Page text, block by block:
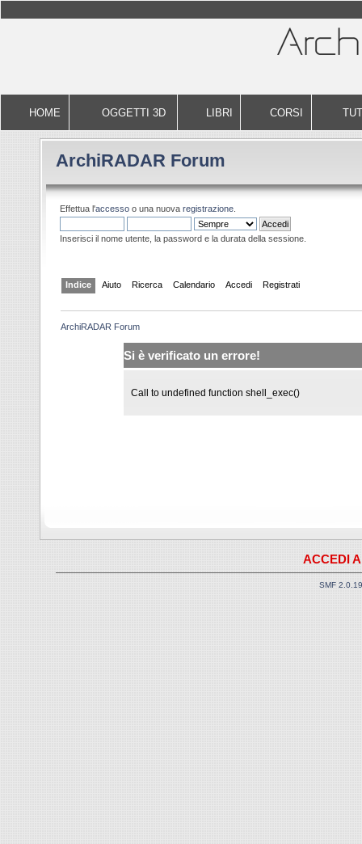
HOME OGGETTI 3D LIBRI CORSI
ArchiRADAR Forum
Effettua l'accesso o una nuova registrazione.
Inserisci il nome utente, la password e la durata della sessione.
Indice Aiuto Ricerca Calendario Accedi Registrati
ArchiRADAR Forum
Si è verificato un errore!
Call to undefined function shell_exec()
ACCEDI
SMF 2.0.19